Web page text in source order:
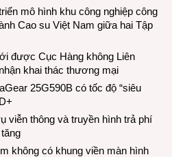
mô hình khu công nghiệp công
Cao su Việt Nam giữa hai Tập
được Cục Hàng không Liên
khai thác thương mại
25G590B có tốc độ “siêu
viễn thông và truyền hình trả phí
không có khung viền màn hình